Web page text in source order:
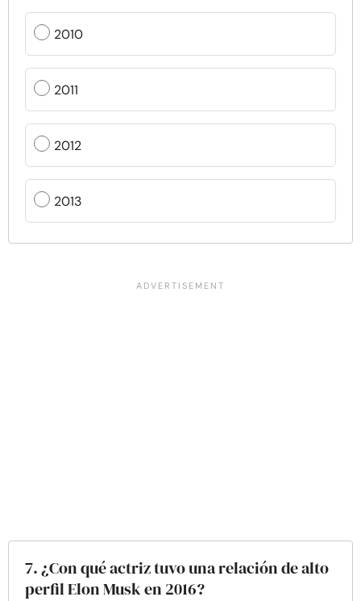
2010
2011
2012
2013
7. ¿Con qué actriz tuvo una relación de alto
perfil Elon Musk en 2016?